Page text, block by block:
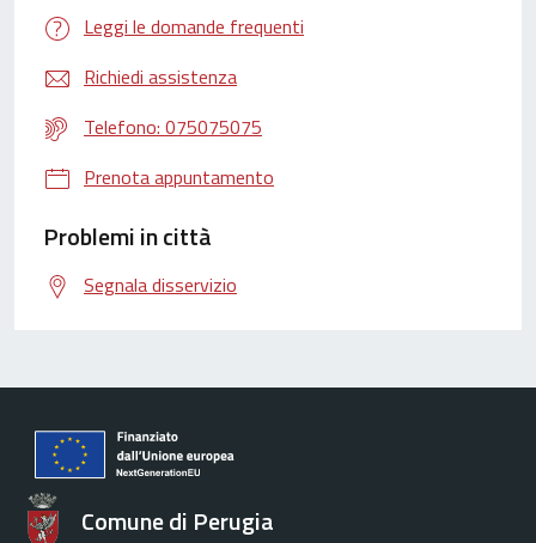
Leggi le domande frequenti
Richiedi assistenza
Telefono: 075075075
Prenota appuntamento
Problemi in città
Segnala disservizio
Comune di Perugia